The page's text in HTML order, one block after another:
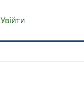
Увійти